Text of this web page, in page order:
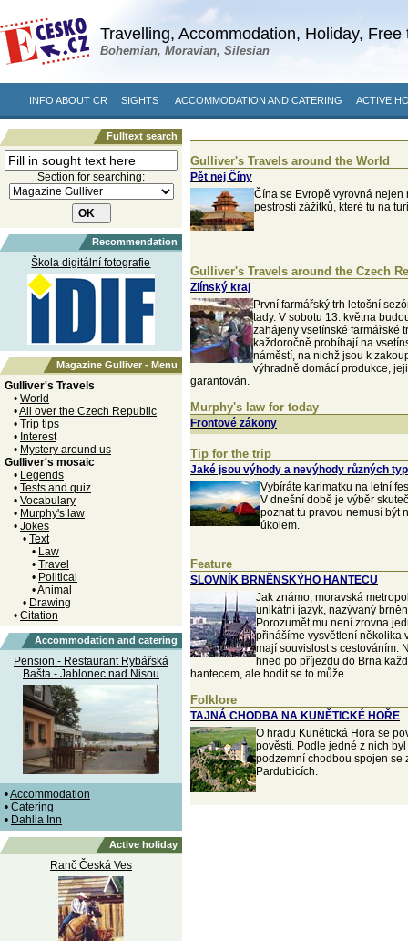
Travelling, Accommodation, Holiday, Free
Bohemian, Moravian, Silesian
INFO ABOUT CR SIGHTS ACCOMMODATION AND CATERING ACTIVE
Fulltext search
Section for searching:
Recommendation
Škola digitální fotografie
Magazine Gulliver - Menu
Gulliver's Travels
• World
•All over the Czech Republic
• Trip tips
• Interest
• Mystery around us
Gulliver's mosaic
• Legends
• Tests and quiz
• Vocabulary
• Murphy's law
• Jokes
• Text
• Law
• Travel
• Political
•Animal
• Drawing
• Citation
Accommodation and catering
Pension - Restaurant Rybářská
Bašta - Jablonec nad Nisou
•Accommodation
• Catering
• Dahlia Inn
Active holiday
Ranč Česká Ves
Gulliver's Travels around the World
Pět nej Číny
Čína se Evropě vyrovná nejen
pestrostí zážitků, které tu na
Gulliver's Travels around the Czech
Zlínský kraj
První farmářský trh letošní
tady. V sobotu 13. května
zahájeny vsetínské farmářské
každoročně probíhají na
náměstí, na nichž jsou k
výhradně domácí produkce,
garantován.
Murphy's law for today
Frontové zákony
Tip for the trip
Jaké jsou výhody a nevýhody různých
Vybíráte karimatku na letní
V dnešní době je výběr
poznat tu pravou nemusí být
úkolem.
Feature
SLOVNÍK BRNĚNSKÝHO HANTECU
Jak známo, moravská
unikátní jazyk, nazývaný
Porozumět mu není zrovna
přinášíme vysvětlení několika
mají souvislost s cestováním.
hned po příjezdu do Brna
hantecem, ale hodit se to může...
Folklore
TAJNÁ CHODBA NA KUNĚTICKÉ HOŘE
O hradu Kunětická Hora se
pověsti. Podle jedné z nich
podzemní chodbou spojen se
Pardubicích.